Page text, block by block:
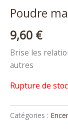
Poudre
9,60 €
Brise les
autres
Rupture de
Catégories :